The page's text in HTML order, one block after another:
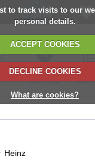
to track visits to our
personal details.
ACCEPT COOKIES
DECLINE COOKIES
What are cookies?
Direct import
from Europe
Choose
Heinz